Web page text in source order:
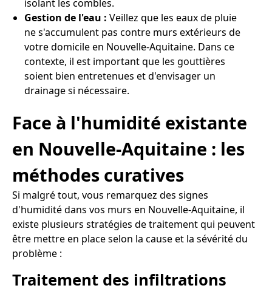
isolant les combles.
Gestion de l'eau : Veillez que les eaux de pluie
ne s'accumulent pas contre murs extérieurs de
votre domicile en Nouvelle-Aquitaine. Dans ce
contexte, il est important que les gouttières
soient bien entretenues et d'envisager un
drainage si nécessaire.
Face à l'humidité existante
en Nouvelle-Aquitaine : les
méthodes curatives
Si malgré tout, vous remarquez des signes
d'humidité dans vos murs en Nouvelle-Aquitaine, il
existe plusieurs stratégies de traitement qui peuvent
être mettre en place selon la cause et la sévérité du
problème :
Traitement des infiltrations